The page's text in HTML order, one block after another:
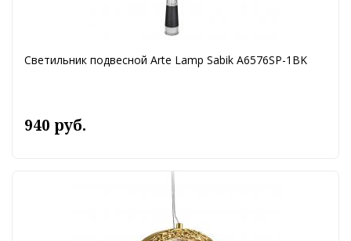
Светильник подвесной Arte Lamp Sabik A6576SP-1BK
940 руб.